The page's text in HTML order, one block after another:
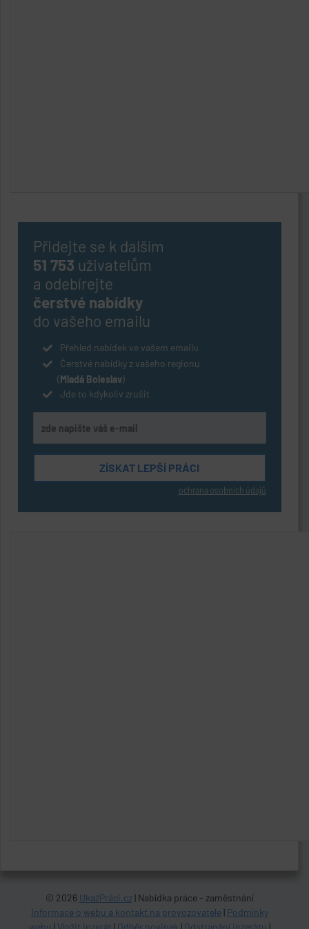
Přidejte se k dalším
51 753 uživatelům
a odebírejte
čerstvé nabídky
do vašeho emailu
Přehled nabídek ve vašem emailu
Čerstvé nabídky z vašeho regionu
(Mladá Boleslav)
Jde to kdykoliv zrušit
ochrana osobních údajů
© 2026 UkažPráci.cz| Nabídka práce - zaměstnání
Informace o webu a kontakt na provozovatele Podmínky